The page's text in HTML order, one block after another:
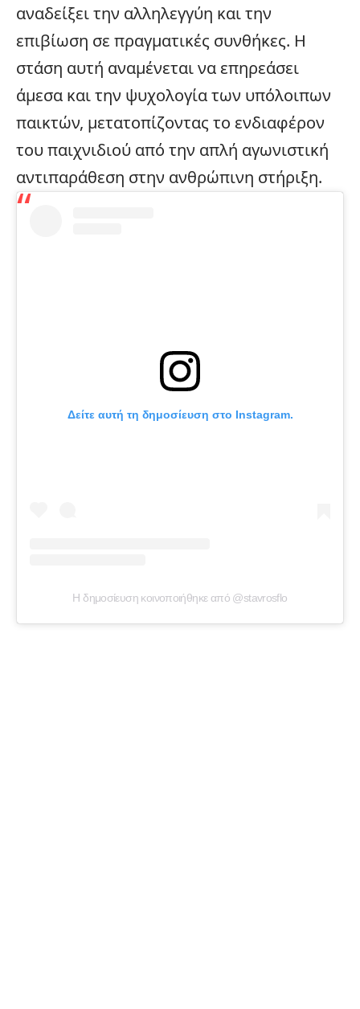
αναδείξει την αλληλεγγύη και την
επιβίωση σε πραγματικές συνθήκες. Η
στάση αυτή αναμένεται να επηρεάσει
άμεσα και την ψυχολογία των υπόλοιπων
παικτών, μετατοπίζοντας το ενδιαφέρον
του παιχνιδιού από την απλή αγωνιστική
αντιπαράθεση στην ανθρώπινη στήριξη.
Δείτε αυτή τη δημοσίευση στο Instagram.
Η δημοσίευση κοινοποιήθηκε από @stavrosflo